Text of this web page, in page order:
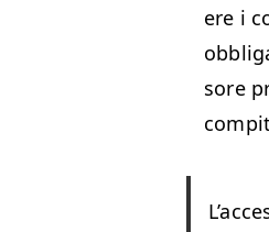
ere i
sore